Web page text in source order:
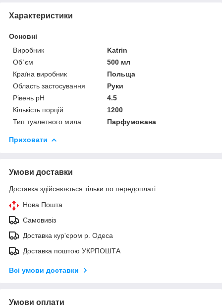
Характеристики
Основні
Виробник
Katrin
Об`єм
500 мл
Країна виробник
Польща
Область застосування
Руки
Рівень pH
4.5
Кількість порцій
1200
Тип туалетного мила
Парфумована
Приховати
Умови доставки
Доставка здійснюється тільки по передоплаті.
Нова Пошта
Самовивіз
Доставка кур'єром р. Одеса
Доставка поштою УКРПОШТА
Всі умови доставки
Умови оплати